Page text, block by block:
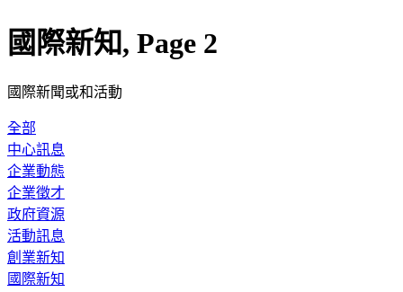
國際新知, Page 2
國際新聞或和活動
全部
中心訊息
企業動態
企業徵才
政府資源
活動訊息
創業新知
國際新知